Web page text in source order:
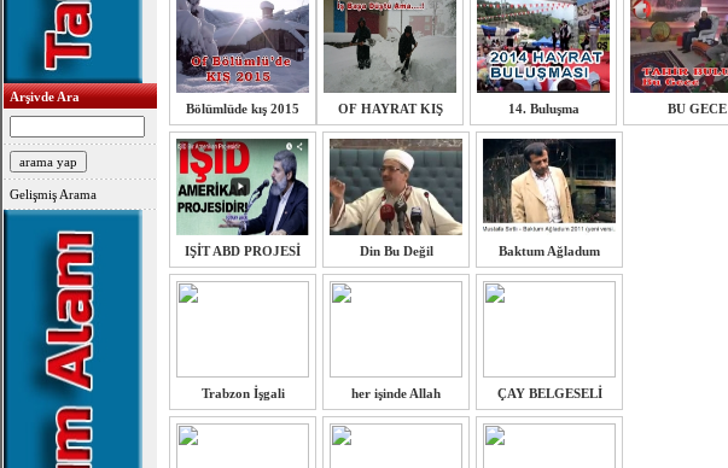
Arşivde Ara
Gelişmiş Arama
Bölümlüde kış 2015 OF HAYRAT KIŞ 14. Buluşma BU GECE
IŞİT ABD PROJESİ Din Bu Değil Baktum Ağladum
Trabzon İşgali her işinde Allah ÇAY BELGESELİ